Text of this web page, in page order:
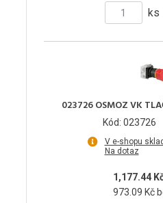
ks
023726 OSMOZ VK
Kód: 023726
V e-shopu
Na dotaz
1,177.44
973.09 Kč